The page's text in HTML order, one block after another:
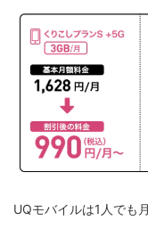
UQモバイルは1人でも